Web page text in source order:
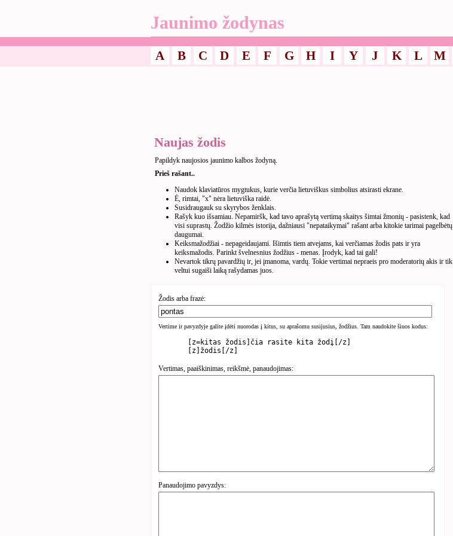
Jaunimo žodynas
A B C D E F G H I Y J K L M
Naujas žodis
Papildyk naujosios jaunimo kalbos žodyną.
Prieš rašant..
Naudok klaviatūros mygtukus, kurie verčia lietuviškus simbolius atsirasti ekrane.
Ė, rimtai, "x" nėra lietuviška raidė.
Susidraugauk su skyrybos ženklais.
Rašyk kuo išsamiau. Nepamiršk, kad tavo aprašytą vertimą skaitys šimtai žmonių - pasistenk, kad
visi suprastų. Žodžio kilmės istorija, dažniausi "nepataikymai" rašant arba kitokie tarimai pagelbėtų
daugumai.
Keiksmažodžiai - nepageidaujami. Išimtis tiem atvejams, kai verčiamas žodis pats ir yra
keiksmažodis. Parinkt švelnesnius žodžius - menas. Įrodyk, kad tai gali!
Nevartok tikrų pavardžių ir, jei įmanoma, vardų. Tokie vertimai nepraeis pro moderatorių akis ir tik
veltui sugaiši laiką rašydamas juos.
Žodis arba frazė:
Vertime ir pavyzdyje galite įdėti nuorodas į kitus, su aprašomu susijusius, žodžius. Tam naudokite šiuos kodus:
Vertimas, paaiškinimas, reikšmė, panaudojimas:
Panaudojimo pavyzdys: